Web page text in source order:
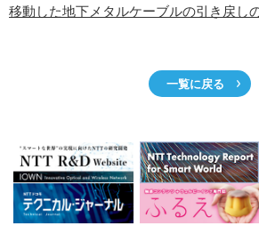
移動した地下メタルケーブルの引き戻し
一覧に戻る